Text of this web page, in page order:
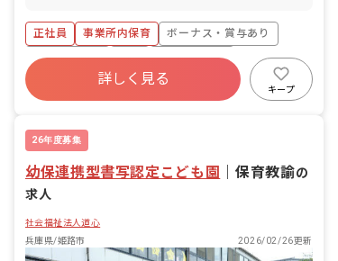
食事・睡眠・排泄・清潔・衣類の着脱等
・集団生活を通じた社会性の装着 ・行事
の計画・実行、お知らせの作成
正社員 事業所内保育
ボーナス・賞与あり
社会保険完備
有給
福利厚生充実
昇給昇進あり
産休育休制度
詳しく見る
キープ
26年度募集
幼保連携型書写認定こども園 保育教諭の
求人
社会福祉法人道心
兵庫県/姫路市
2026/02/26更新